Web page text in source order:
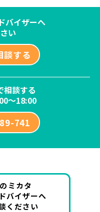
バイザーへ
い
談する
相談する
～18:00
741
ミカタ
バイザーへ
ください